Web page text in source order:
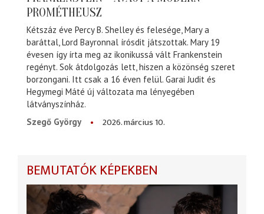
PROMÉTHEUSZ
Kétszáz éve Percy B. Shelley és felesége, Mary a
baráttal, Lord Bayronnal írósdit játszottak. Mary 19
évesen így írta meg az ikonikussá vált Frankenstein
regényt. Sok átdolgozás lett, hiszen a közönség szeret
borzongani. Itt csak a 16 éven felül. Garai Judit és
Hegymegi Máté új változata ma lényegében
látványszínház.
Szegő György
2026. március 10.
BEMUTATÓK KÉPEKBEN